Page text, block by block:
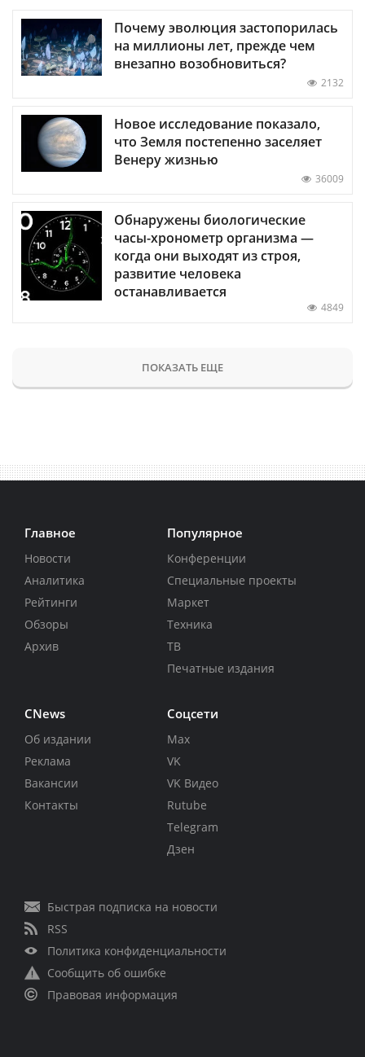
Почему эволюция застопорилась
на миллионы лет, прежде чем
внезапно возобновиться?
2132
Новое исследование показало,
что Земля постепенно заселяет
Венеру жизнью
36009
Обнаружены биологические
часы-хронометр организма —
когда они выходят из строя,
развитие человека
останавливается
4849
ПОКАЗАТЬ ЕЩЕ
Главное
Новости
Аналитика
Рейтинги
Обзоры
Архив
Популярное
Конференции
Специальные проекты
Маркет
Техника
ТВ
Печатные издания
CNews
Об издании
Реклама
Вакансии
Контакты
Соцсети
Max
VK
VK Видео
Rutube
Telegram
Дзен
Быстрая подписка на новости
RSS
Политика конфиденциальности
Сообщить об ошибке
Правовая информация